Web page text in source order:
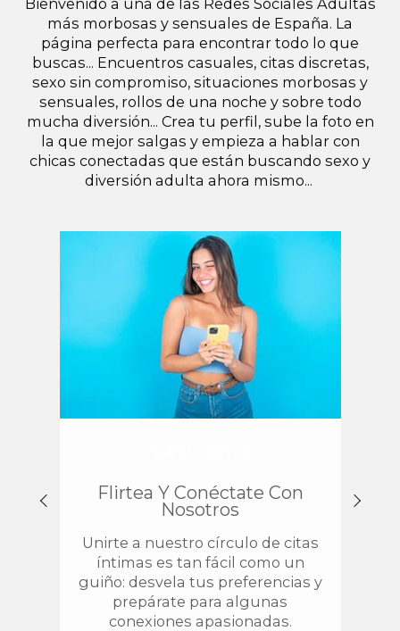
Bienvenido a una de las Redes Sociales Adultas
más morbosas y sensuales de España. La
página perfecta para encontrar todo lo que
buscas... Encuentros casuales, citas discretas,
sexo sin compromiso, situaciones morbosas y
sensuales, rollos de una noche y sobre todo
mucha diversión... Crea tu perfil, sube la foto en
la que mejor salgas y empieza a hablar con
chicas conectadas que están buscando sexo y
diversión adulta ahora mismo...
Flirtea Y Conéctate Con
Nosotros
Unirte a nuestro círculo de citas
íntimas es tan fácil como un
guiño: desvela tus preferencias y
prepárate para algunas
conexiones apasionadas.